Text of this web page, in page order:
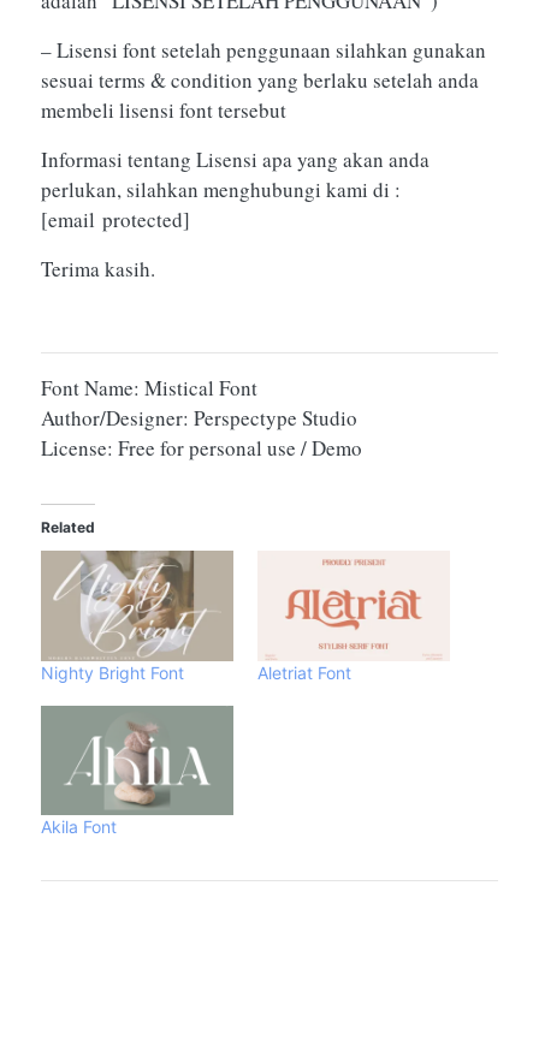
– Lisensi font setelah penggunaan silahkan gunakan
sesuai terms & condition yang berlaku setelah anda
membeli lisensi font tersebut
Informasi tentang Lisensi apa yang akan anda
perlukan, silahkan menghubungi kami di :
[email protected]
Terima kasih.
Font Name: Mistical Font
Author/Designer: Perspectype Studio
License: Free for personal use / Demo
Related
Nighty Bright Font Aletriat Font
Akila Font